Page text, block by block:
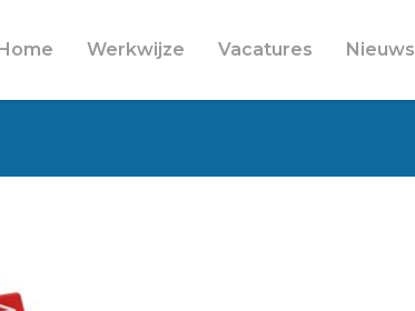
Werkwijze Vacatures Nieuws